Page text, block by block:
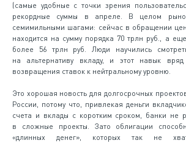
(самые удобные с точки зрения
рекордные суммы в апреле. В целом
семимильными шагами: сейчас в обращении
находится на сумму порядка 70 трлн руб., а
более 56 трлн руб. Люди научились
на альтернативу вкладу, и этот навык
возвращения ставок к нейтральному уровню.
Это хорошая новость для долгосрочных
России, потому что, привлекая деньги
счета и вклады с коротким сроком, банки не
в сложные проекты. Зато облигации
«длинных денег», которых так не